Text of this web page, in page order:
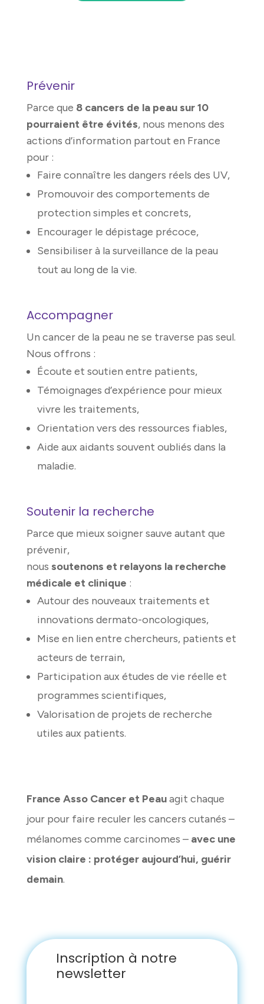
Prévenir
Parce que 8 cancers de la peau sur 10
pourraient être évités, nous menons des
actions d’information partout en France
pour :
Faire connaître les dangers réels des UV,
Promouvoir des comportements de
protection simples et concrets,
Encourager le dépistage précoce,
Sensibiliser à la surveillance de la peau
tout au long de la vie.
Accompagner
Un cancer de la peau ne se traverse pas seul.
Nous offrons :
Écoute et soutien entre patients,
Témoignages d’expérience pour mieux
vivre les traitements,
Orientation vers des ressources fiables,
Aide aux aidants souvent oubliés dans la
maladie.
Soutenir la recherche
Parce que mieux soigner sauve autant que
prévenir,
nous soutenons et relayons la recherche
médicale et clinique :
Autour des nouveaux traitements et
innovations dermato-oncologiques,
Mise en lien entre chercheurs, patients et
acteurs de terrain,
Participation aux études de vie réelle et
programmes scientifiques,
Valorisation de projets de recherche
utiles aux patients.
France Asso Cancer et Peauagit chaque
jour pour faire reculer les cancers cutanés –
mélanomes comme carcinomes – avec une
vision claire : protéger aujourd’hui, guérir
demain.
Inscription à notre
newsletter